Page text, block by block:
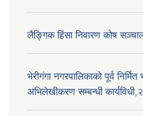
लैङ्गिक हिंसा निवारण कोष
भेरीगंगा नगरपालिकाको पूर्व
अभिलेखीकरण सम्बन्धी